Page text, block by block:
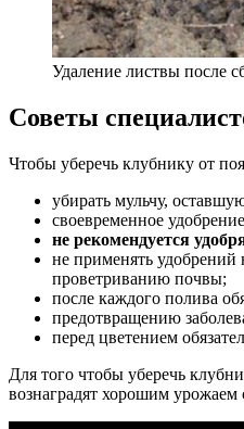
Удаление листвы после
Советы
Чтобы уберечь клубнику от
убирать мульчу,
своевременное
не рекомендуется
не применять удобрений
проветриванию почвы;
после каждого полива
предотвращению
перед цветением
Для того чтобы уберечь
вознаградят хорошим урожаем